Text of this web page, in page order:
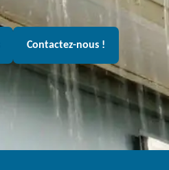
Contactez-nous !